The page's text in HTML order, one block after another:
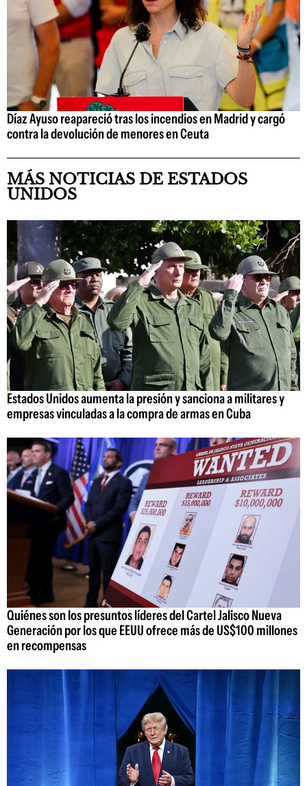
Díaz Ayuso reapareció tras los incendios en Madrid y cargó
contra la devolución de menores en Ceuta
MÁS NOTICIAS DE ESTADOS
UNIDOS
Estados Unidos aumenta la presión y sanciona a militares y
empresas vinculadas a la compra de armas en Cuba
Quiénes son los presuntos líderes del Cartel Jalisco Nueva
Generación por los que EEUU ofrece más de US$100 millones
en recompensas